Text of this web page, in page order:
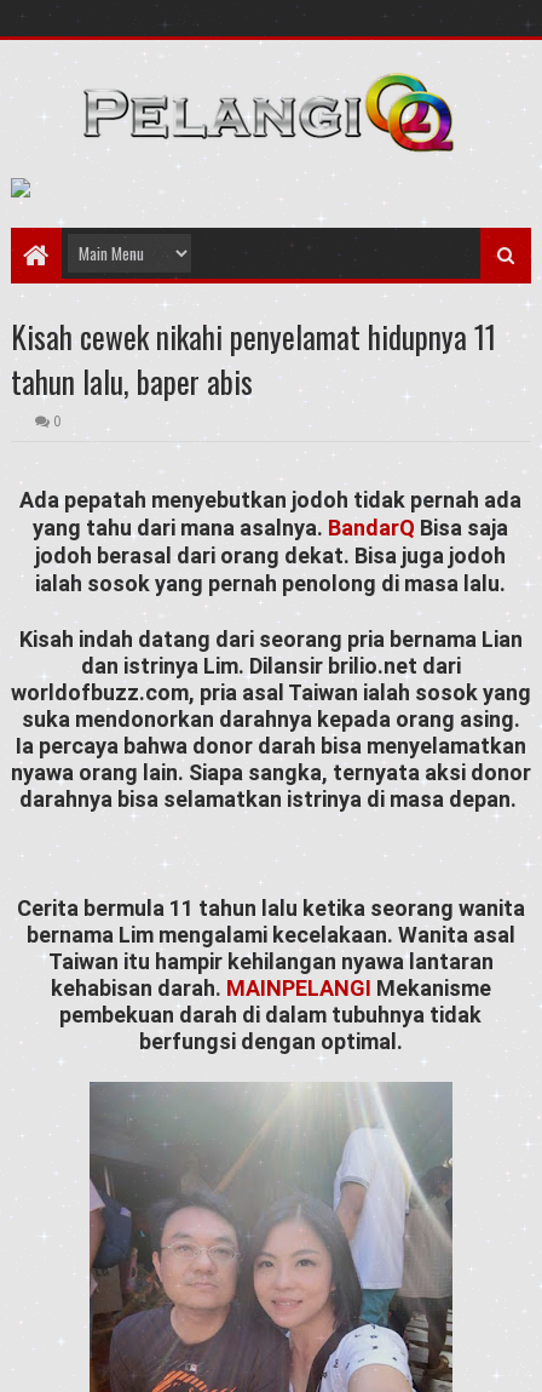
Kisah cewek nikahi penyelamat hidupnya 11
tahun lalu, baper abis
0
Ada pepatah menyebutkan jodoh tidak pernah ada
yang tahu dari mana asalnya. BandarQ Bisa saja
jodoh berasal dari orang dekat. Bisa juga jodoh
ialah sosok yang pernah penolong di masa lalu.
Kisah indah datang dari seorang pria bernama Lian
dan istrinya Lim. Dilansirbrilio.net dari
worldofbuzz.com, pria asal Taiwan ialah sosok yang
suka mendonorkan darahnya kepada orang asing.
Ia percaya bahwa donor darah bisa menyelamatkan
nyawa orang lain. Siapa sangka, ternyata aksi donor
darahnya bisa selamatkan istrinya di masa depan.
Cerita bermula 11 tahun lalu ketika seorang wanita
bernama Lim mengalami kecelakaan. Wanita asal
Taiwan itu hampir kehilangan nyawa lantaran
kehabisan darah. MAINPELANGI Mekanisme
pembekuan darah di dalam tubuhnya tidak
berfungsi dengan optimal.